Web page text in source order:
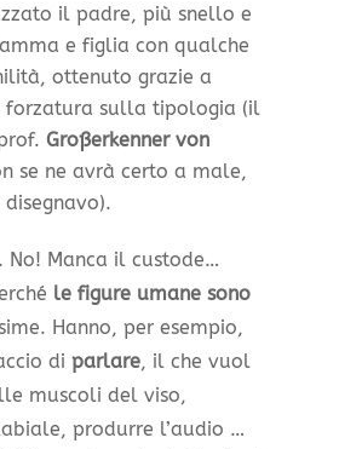
il padre, più snello e
e figlia con qualche
ottenuto grazie a
forzatura sulla tipologia (il
Großerkenner von
se ne avrà certo a male,
No! Manca il custode…
le figure umane sono
Hanno, per esempio,
di parlare, il che vuol
muscoli del viso,
produrre l’audio …